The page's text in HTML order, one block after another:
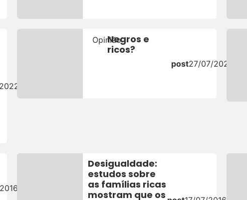
OpiniãoNegros e
ricos?
post27/07/2020
Desigualdade:
estudos sobre
as famílias ricas
mostram que os